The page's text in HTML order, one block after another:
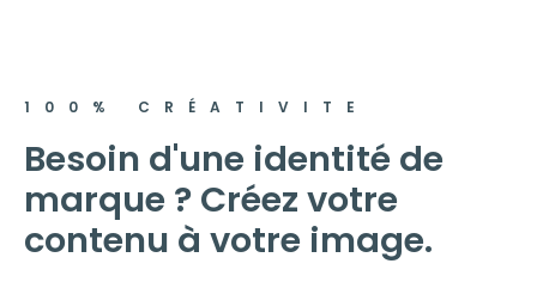
100% CRÉATIVITE
Besoin d'une identité de
marque ? Créez votre
contenu à votre image.